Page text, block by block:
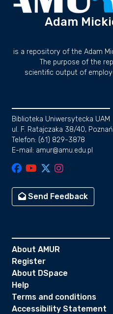
Adam
is a repository of the Adam
The purpose of the
scientific output of
Biblioteka Uniwersytecka UAM
ul. F. Ratajczaka 38/40, Poznań
Telefon: (61) 829-3878
E-mail: amur@amu.edu.pl
Send Feedback
About AMUR
Register
About DSpace
Help
Terms and conditions
Accessibility Statement